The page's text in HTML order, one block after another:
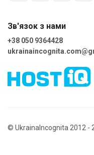
Зв'язок з нами
+38 050 9364428
© UkrainaIncognita 2012 -